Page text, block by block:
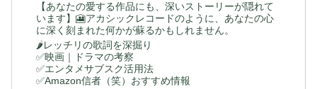
【あなたの愛する作品にも、深いストーリーが隠れて
います】🎦アカシックレコードのように、あなたの心
に深く刻まれた何かが蘇るかもしれません。
🌶レッチリの歌詞を深掘り
✅映画｜ドラマの考察
✅エンタメサブスク活用法
✅Amazon信者（笑）おすすめ情報